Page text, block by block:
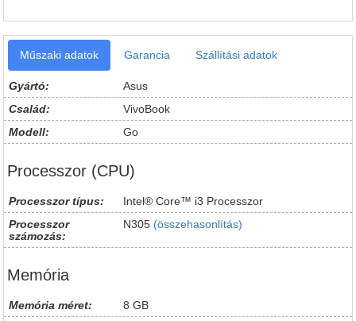
Műszaki adatok Garancia Szállítási adatok
Gyártó:
Asus
Család:
VivoBook
Modell:
Go
Processzor (CPU)
Processzor típus:
Intel® Core™ i3 Processzor
Processzor
számozás:
N305 (összehasonlítás)
Memória
Memória méret:
8 GB